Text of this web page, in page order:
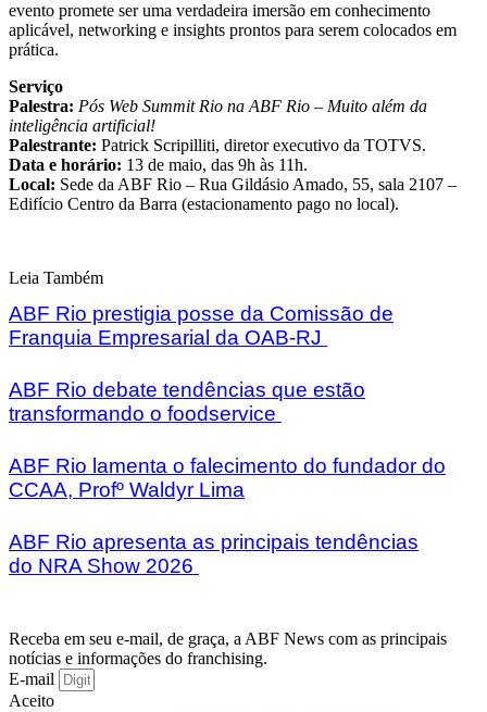
evento promete ser uma verdadeira imersão em conhecimento
aplicável, networking e insights prontos para serem colocados em
prática.
Serviço
Palestra: Pós Web Summit Rio na ABF Rio – Muito além da
inteligência artificial!
Palestrante: Patrick Scripilliti, diretor executivo da TOTVS.
Data e horário: 13 de maio, das 9h às 11h.
Local: Sede da ABF Rio – Rua Gildásio Amado, 55, sala 2107 –
Edifício Centro da Barra (estacionamento pago no local).
Leia Também
ABF Rio prestigia posse da Comissão de
Franquia Empresarial da OAB-RJ
ABF Rio debate tendências que estão
transformando o foodservice
ABF Rio lamenta o falecimento do fundador do
CCAA, Profº Waldyr Lima
ABF Rio apresenta as principais tendências
do NRA Show 2026
Receba em seu e-mail, de graça, a ABF News com as principais
notícias e informações do franchising.
E-mail
Aceito